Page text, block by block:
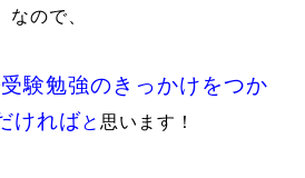
なので、
受験勉強のきっかけをつか
ければと 思います！